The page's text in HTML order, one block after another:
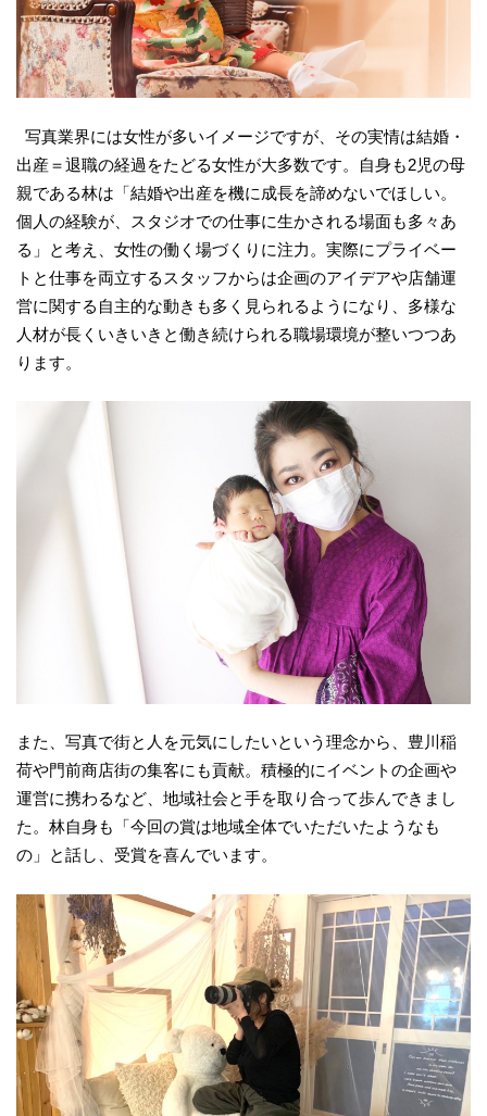
写真業界には女性が多いイメージですが、その実情は結婚・
出産＝退職の経過をたどる女性が大多数です。自身も2児の母
親である林は「結婚や出産を機に成長を諦めないでほしい。
個人の経験が、スタジオでの仕事に生かされる場面も多々あ
る」と考え、女性の働く場づくりに注力。実際にプライベー
トと仕事を両立するスタッフからは企画のアイデアや店舗運
営に関する自主的な動きも多く見られるようになり、多様な
人材が長くいきいきと働き続けられる職場環境が整いつつあ
ります。
また、写真で街と人を元気にしたいという理念から、豊川稲
荷や門前商店街の集客にも貢献。積極的にイベントの企画や
運営に携わるなど、地域社会と手を取り合って歩んできまし
た。林自身も「今回の賞は地域全体でいただいたようなも
の」と話し、受賞を喜んでいます。